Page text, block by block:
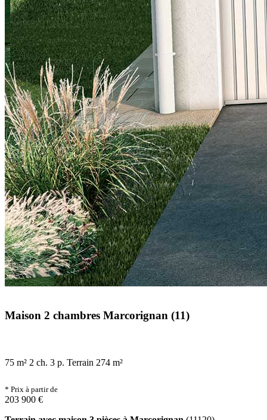
Maison 2 chambres Marcorignan (11)
75 m² 2 ch. 3 p. Terrain 274 m²
* Prix à partir de
203 900 €